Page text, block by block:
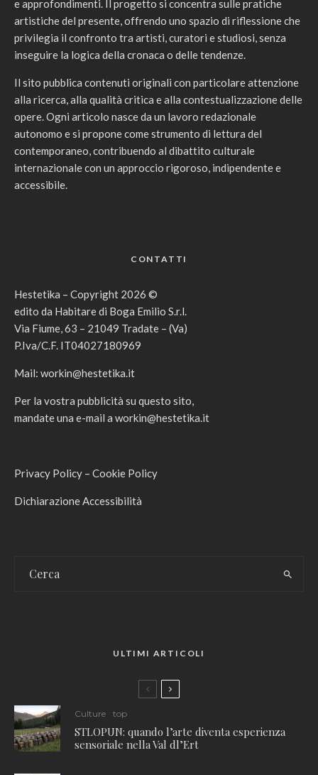
e approfondimenti. Il progetto si concentra sulle pratiche
artistiche del presente, offrendo uno spazio di riflessione che
privilegia il confronto tra artisti, curatori e studiosi, senza
inseguire la logica della cronaca o delle tendenze.
Il sito pubblica contenuti originali con particolare attenzione
alla ricerca, alla qualità critica e alla contestualizzazione delle
opere. Ogni articolo nasce da un lavoro redazionale
autonomo e si propone come strumento di lettura del
contemporaneo, contribuendo al dibattito culturale
internazionale con un approccio rigoroso, indipendente e
accessibile.
CONTATTI
Hestetika – Copyright 2026 ©
edito da Habitare di Boga Emilio S.r.l.
Via Fiume, 63 – 21049 Tradate – (Va)
P.Iva/C.F. IT04027180969
Mail: workin@hestetika.it
Per la vostra pubblicità su questo sito,
mandate una e-mail a workin@hestetika.it
Privacy Policy – Cookie Policy
Dichiarazione Accessibilità
ULTIMI ARTICOLI
Culture top
STLOPUN: quando l’arte diventa esperienza
sensoriale nella Val dl’Ert